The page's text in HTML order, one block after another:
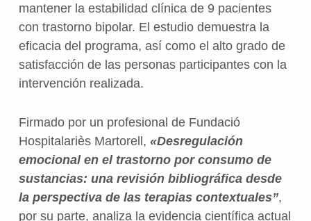
mantener la estabilidad clínica de 9 pacientes
con trastorno bipolar. El estudio demuestra la
eficacia del programa, así como el alto grado de
satisfacción de las personas participantes con la
intervención realizada.
Firmado por un profesional de Fundació
Hospitalariès Martorell, «Desregulación
emocional en el trastorno por consumo de
sustancias: una revisión bibliográfica desde
la perspectiva de las terapias contextuales”,
por su parte, analiza la evidencia científica actual